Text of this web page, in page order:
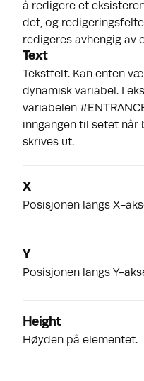
å redigere et
det, og
redigeres avhengig av
Text
Tekstfelt. Kan enten
dynamisk variabel. I
variabelen
inngangen til setet når
skrives ut.
X
Posisjonen langs X-
Y
Posisjonen langs Y-
Height
Høyden på elementet.